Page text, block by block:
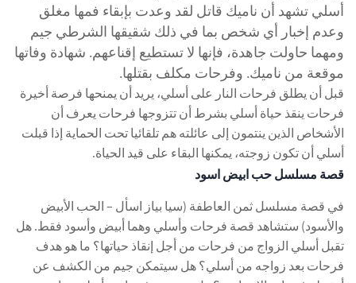
أسلي تشهد أن ناميك قاتل لقد وعدت بإبقاء فمها مغلق
وعدم إخبار أي شخص بما في ذلك شقيقها الشرطي جيم
ومهما حاولت جاهدة، فإنها لا تستطيع إقناعهم. شهادة وفاتها
موقعة من ناميك. وفرحات مكلف بقتلها.
قبل أن يطلق فرحات النار على أسلي، يريد أن يمنحها فرصة أخيرة
فرحات ينقذ حياة أسلي بشرط أن تتزوجها فرحات يعرف أن
الأشخاص الذين ينتمون إلى عائلته هم تلقائيا تحت الحماية إذا قبلت
أسلي أن تكون زوجته، يمكنها البقاء على قيد الحياة.
قصة مسلسل حب ابيض اسود
في قصة مسلسل ثمن العاطفة (سيا بياز اسأل – الحب الأبيض
والأسود) ستشاهد قصة فرحات وأسلي وهما أبيض وأسود فقط. هل
تقبل أسلي الزواج من فرحات من أجل إنقاذ حياتها؟ ما هو هدف
فرحات بعد زواجه من أسلي؟ هل سيتمكن جيم من الكشف عن